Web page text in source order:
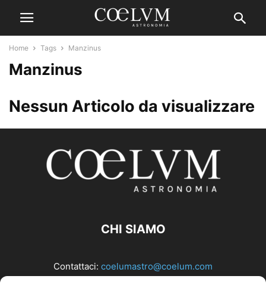
Home Tags Manzinus
Manzinus
Nessun Articolo da visualizzare
CHI SIAMO
Contattaci: coelumastro@coelum.com